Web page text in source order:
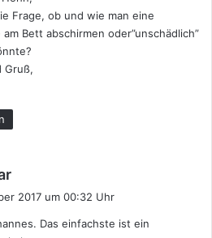
:
Frage, ob und wie man eine
am Bett abschirmen oder”unschädlich”
Gruß,
t
2017 um 00:32 Uhr
Das einfachste ist ein